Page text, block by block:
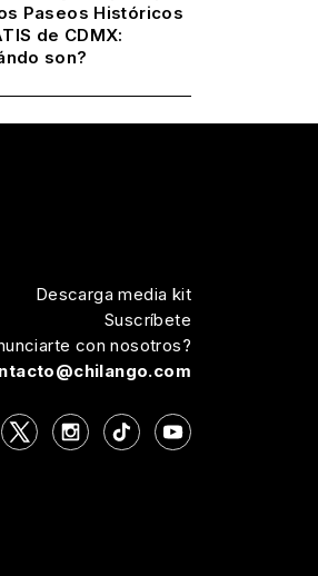
Paseos Históricos
de CDMX:
son?
Descarga media kit
Suscríbete
con nosotros?